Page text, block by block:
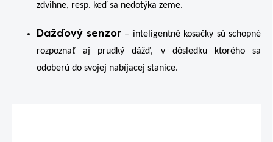
zdvihne, resp. keď sa nedotýka zeme.
Dažďový senzor– inteligentné kosačky sú schopné
rozpoznať aj prudký dážď, v dôsledku ktorého sa
odoberú do svojej nabíjacej stanice.